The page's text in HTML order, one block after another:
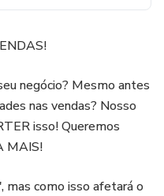
negócio? Mesmo antes
nas vendas? Nosso
isso! Queremos
MAIS!
como isso afetará o